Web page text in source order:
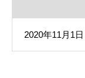
2020年11月1日